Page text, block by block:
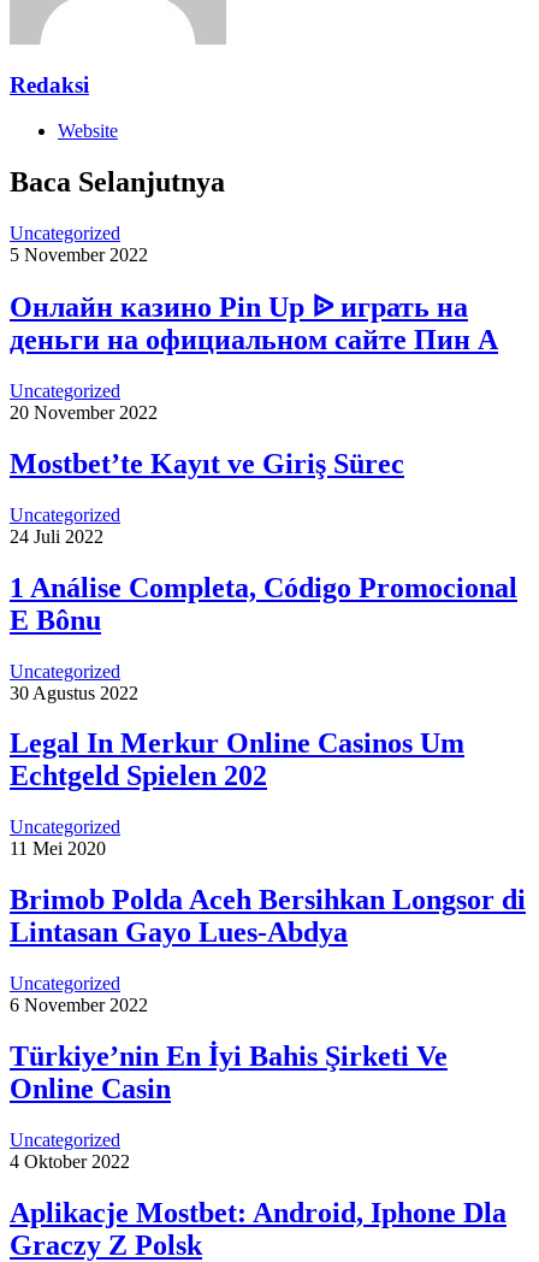
Redaksi
Website
Baca Selanjutnya
Uncategorized
5 November 2022
Онлайн казино Pin Up ᐉ играть на
деньги на официальном сайте Пин А
Uncategorized
20 November 2022
Mostbet’te Kayıt ve Giriş Sürec
Uncategorized
24 Juli 2022
1 Análise Completa, Código Promocional
E Bônu
Uncategorized
30 Agustus 2022
Legal In Merkur Online Casinos Um
Echtgeld Spielen 202
Uncategorized
11 Mei 2020
Brimob Polda Aceh Bersihkan Longsor di
Lintasan Gayo Lues-Abdya
Uncategorized
6 November 2022
Türkiye’nin En İyi Bahis Şirketi Ve
Online Casin
Uncategorized
4 Oktober 2022
Aplikacje Mostbet: Android, Iphone Dla
Graczy Z Polsk